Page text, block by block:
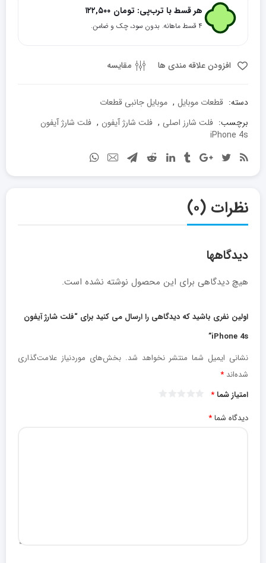
iPhone
4s
عدد
هر قسط با ترب‌پی: ۱۲۲,۵۰۰ تومان
۴ قسط ماهانه. بدون سود، چک و ضامن.
افزودن علاقه مندی ها مقایسه
دسته: قطعات موبایل , موبایل جانبی قطعات
برچسب: فلت شارز اصلی , فلت شارژ آیفون , فلت شارژ آیفون
iPhone 4s
نظرات (۰)
دیدگاهها
هیچ دیدگاهی برای این محصول نوشته نشده است.
اولین نفری باشید که دیدگاهی را ارسال می کنید برای “فلت شارژ آیفون
iPhone 4s”
نشانی ایمیل شما منتشر نخواهد شد. بخش‌های موردنیاز علامت‌گذاری
شده‌اند *
امتیاز شما*
دیدگاه شما*